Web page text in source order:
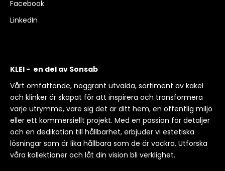
Facebook
LinkedIn
KLEI - en del av Sonsab
Vårt omfattande, noggrant utvalda, sortiment av kakel
och klinker är skapat för att inspirera och transformera
varje utrymme, vare sig det är ditt hem, en offentlig miljö
eller ett kommersiellt projekt. Med en passion för detaljer
och en dedikation till hållbarhet, erbjuder vi estetiska
lösningar som är lika hållbara som de är vackra. Utforska
våra kollektioner och låt din vision bli verklighet.